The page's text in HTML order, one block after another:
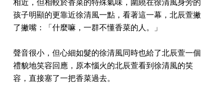
孩子明顯的更靠近徐清風一點，看著這一幕，北辰萱撇
了撇嘴：「什麼嘛，一群不懂香菜的人。」
聲音很小，但心細如髮的徐清風同時也給了北辰萱一個
禮貌地笑容回應，原本惱火的北辰萱看到徐清風的笑
容，直接塞了一把香菜過去。